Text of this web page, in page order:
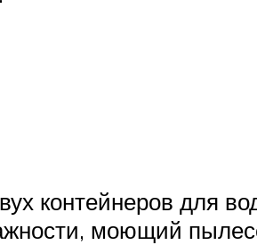
контейнеров для
моющий